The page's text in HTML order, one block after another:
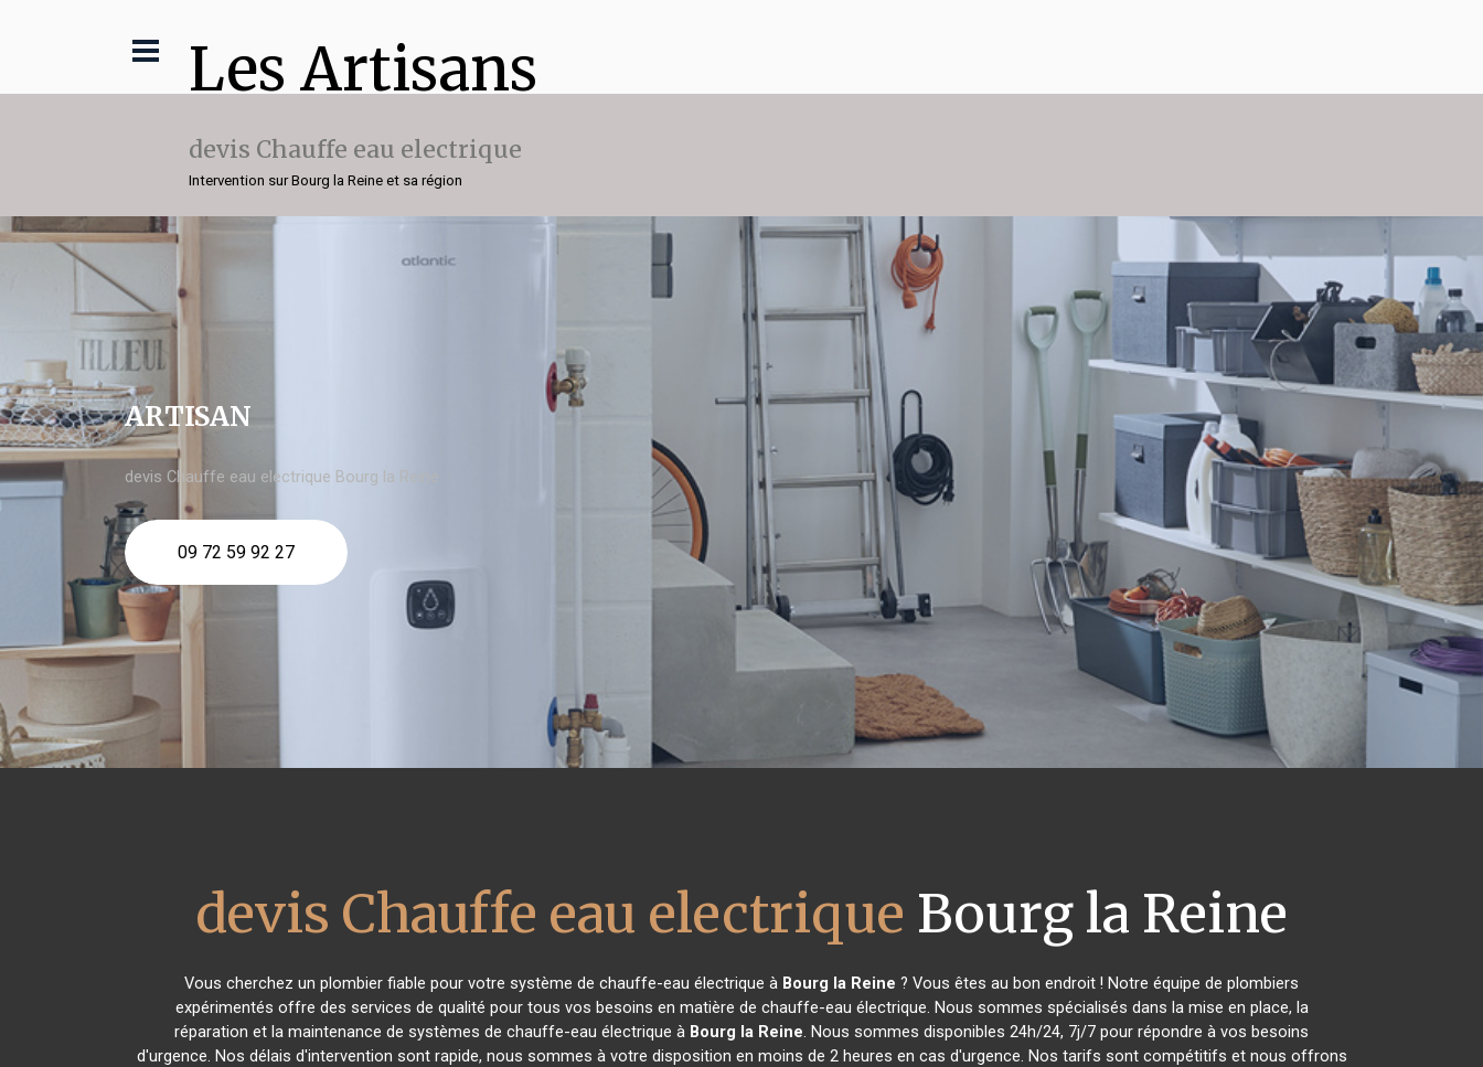
Les Artisans
devis Chauffe eau electrique
Intervention sur Bourg la Reine et sa région
ARTISAN
devis Chauffe eau electrique Bourg la Reine
09 72 59 92 27
devis Chauffe eau electrique Bourg la Reine
Vous cherchez un plombier fiable pour votre système de chauffe-eau électrique à Bourg la Reine ? Vous êtes au bon endroit ! Notre équipe de plombiers
expérimentés offre des services de qualité pour tous vos besoins en matière de chauffe-eau électrique. Nous sommes spécialisés dans la mise en place, la
réparation et la maintenance de systèmes de chauffe-eau électrique à Bourg la Reine. Nous sommes disponibles 24h/24, 7j/7 pour répondre à vos besoins
d'urgence. Nos délais d'intervention sont rapide, nous sommes à votre disposition en moins de 2 heures en cas d'urgence. Nos tarifs sont compétitifs et nous offrons